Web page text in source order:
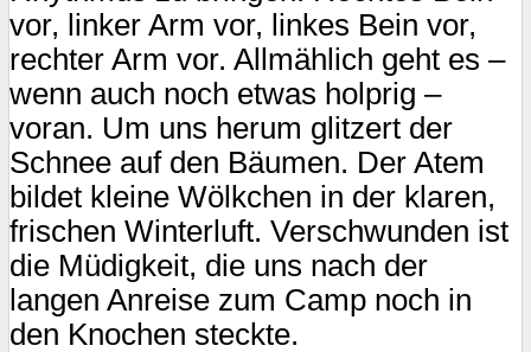
vor, linker Arm vor, linkes Bein vor,
rechter Arm vor. Allmählich geht es –
wenn auch noch etwas holprig –
voran. Um uns herum glitzert der
Schnee auf den Bäumen. Der Atem
bildet kleine Wölkchen in der klaren,
frischen Winterluft. Verschwunden ist
die Müdigkeit, die uns nach der
langen Anreise zum Camp noch in
den Knochen steckte.